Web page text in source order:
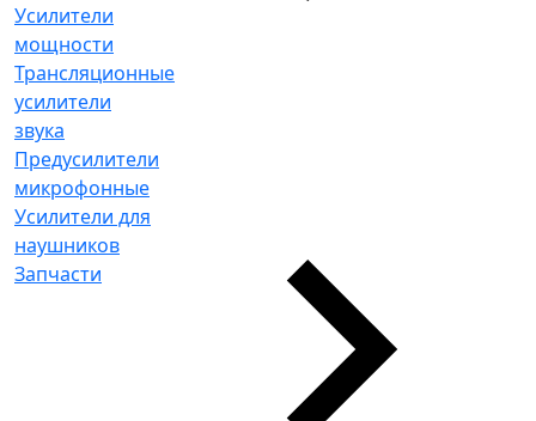
Усилители
мощности
Трансляционные
усилители
звука
Предусилители
микрофонные
Усилители для
наушников
Запчасти